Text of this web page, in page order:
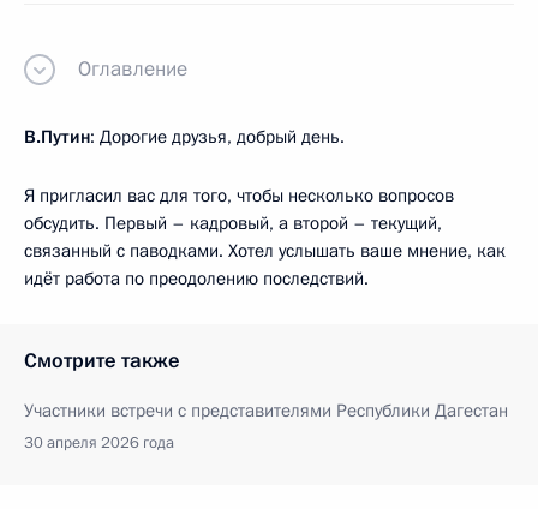
Оглавление
В.Путин: Дорогие друзья, добрый день.
Я пригласил вас для того, чтобы несколько вопросов
обсудить. Первый – кадровый, а второй – текущий,
связанный с паводками. Хотел услышать ваше мнение, как
идёт работа по преодолению последствий.
Смотрите также
Участники встречи с представителями Республики Дагестан
30 апреля 2026 года